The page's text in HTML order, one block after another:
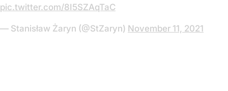
pic.twitter.com/8I5SZAqTaC
— Stanisław Żaryn (@StZaryn) November 11, 2021